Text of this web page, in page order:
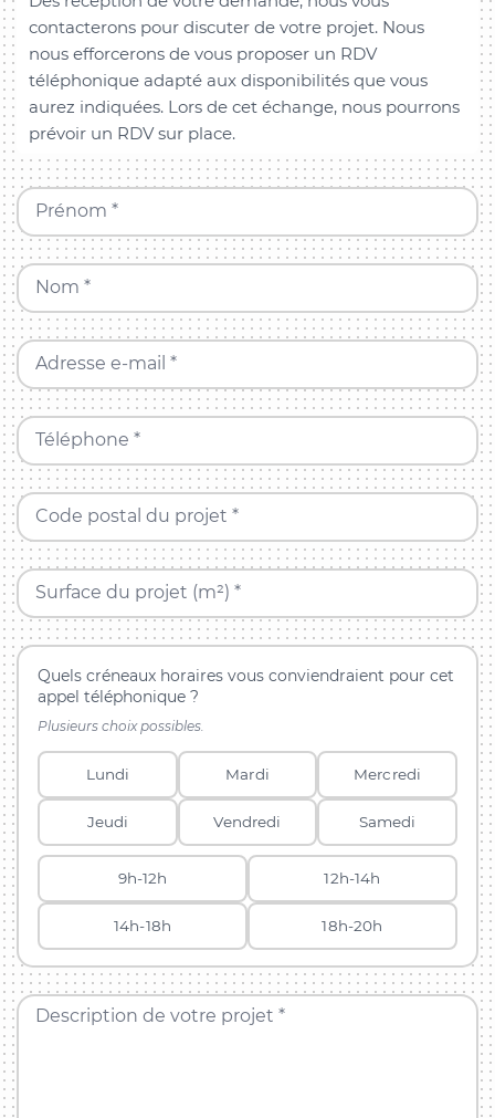
contacterons pour discuter de votre projet. Nous
nous efforcerons de vous proposer un RDV
téléphonique adapté aux disponibilités que vous
aurez indiquées. Lors de cet échange, nous pourrons
prévoir un RDV sur place.
Prénom *
Nom *
Adresse e-mail *
Téléphone *
Code postal du projet *
Surface du projet (m²) *
Quels créneaux horaires vous conviendraient pour cet
appel téléphonique ?
Plusieurs choix possibles.
Lundi Mardi Mercredi
Jeudi Vendredi Samedi
9h-12h 12h-14h
14h-18h 18h-20h
Description de votre projet *